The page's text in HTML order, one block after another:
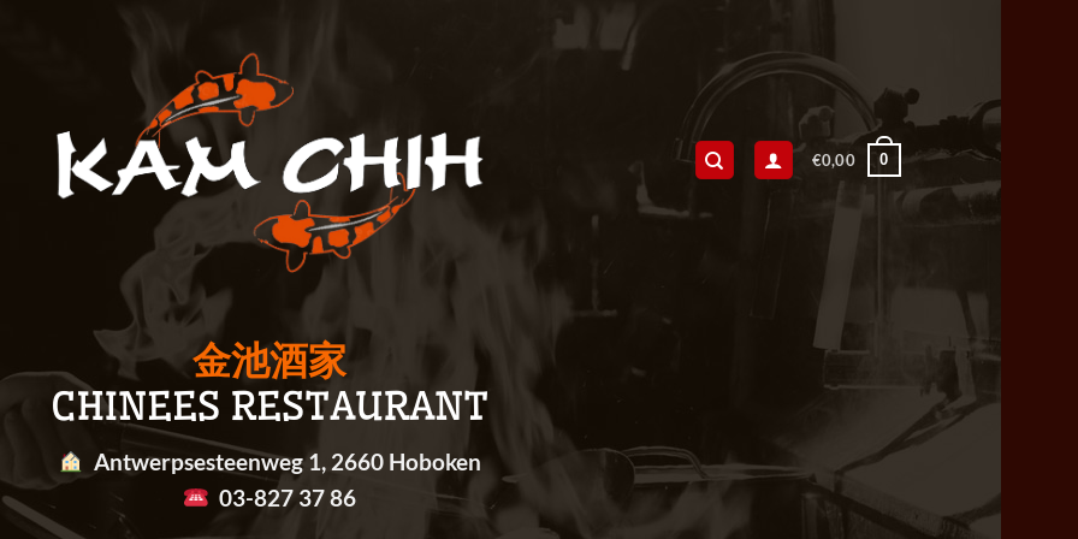
€0,00 0
金池酒家
CHINEES RESTAURANT
Antwerpsesteenweg 1, 2660 Hoboken
03-827 37 86